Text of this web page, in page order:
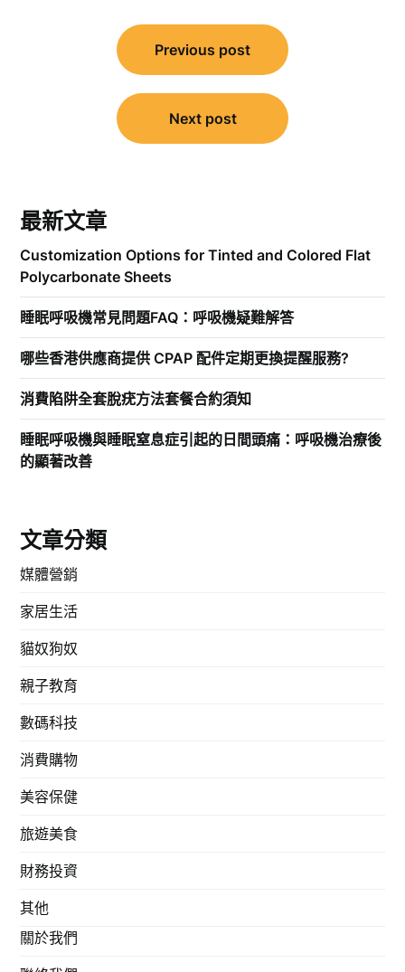
Previous post
Next post
最新文章
Customization Options for Tinted and Colored Flat
Polycarbonate Sheets
睡眠呼吸機常見問題FAQ：呼吸機疑難解答
哪些香港供應商提供 CPAP 配件定期更換提醒服務?
消費陷阱全套脫疣方法套餐合約須知
睡眠呼吸機與睡眠窒息症引起的日間頭痛：呼吸機治療後
的顯著改善
文章分類
媒體營銷
家居生活
貓奴狗奴
親子教育
數碼科技
消費購物
美容保健
旅遊美食
財務投資
其他
關於我們